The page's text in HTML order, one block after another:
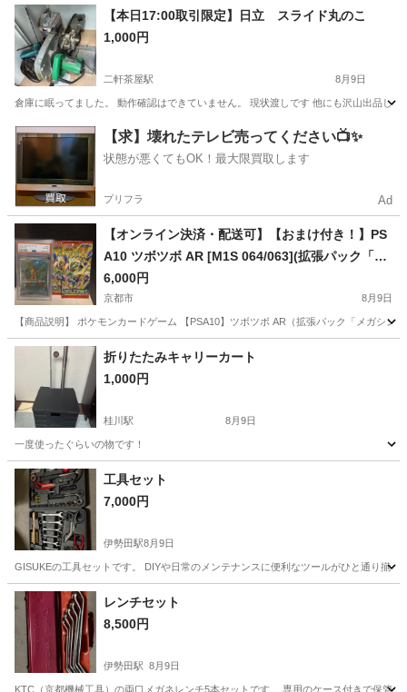
京都 京都市 二軒茶屋駅 その他 マキタ
【本日17:00取引限定】日立 スライド丸のこ
1,000円
二軒茶屋駅 8月9日
倉庫に眠ってました。 動作確認はできていません。 現状渡しです 他にも沢山出品し
京都 京都市 二軒茶屋駅 その他
【求】壊れたテレビ売ってください📺✨
状態が悪くてもOK！最大限買取します
プリフラ Ad
【オンライン決済・配送可】【おまけ付き！】PS
A10 ツボツボ AR [M1S 064/063](拡張パック「メ
ガシンフォニア」)
6,000円
京都市 8月9日
【商品説明】 ポケモンカードゲーム 【PSA10】ツボツボ AR（拡張パック「メガシ
京都 京都市 その他
折りたたみキャリーカート
1,000円
桂川駅 8月9日
一度使ったぐらいの物です！
京都 京都市 桂川駅
工具セット
7,000円
伊勢田駅8月9日
GISUKEの工具セットです。 DIYや日常のメンテナンスに便利なツールがひと通り揃
京都 宇治市 伊勢田駅
レンチセット
8,500円
伊勢田駅 8月9日
KTC（京都機械工具）の両口メガネレンチ5本セットです。 専用のケース付きで保管